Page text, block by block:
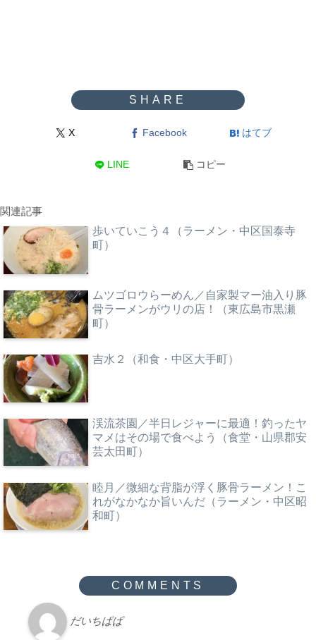
X Facebook はてブ
LINE コピー
関連記事
歩いていこう４（ラーメン・中区国泰寺
町）
ムツゴロウらーめん／自家製マー油入り豚
骨ラーメンがウリの店！（東広島市黒瀬
町）
吉水２（和食・中区大手町）
渓流茶園／半日レジャーに最適！釣ったヤ
マメはその場で食べよう（食堂・山県郡安
芸太田町）
睦月／微細な背脂が浮く豚骨ラーメン！こ
れがなかなか旨いんだ（ラーメン・中区昭
和町）
だいちぱぱ